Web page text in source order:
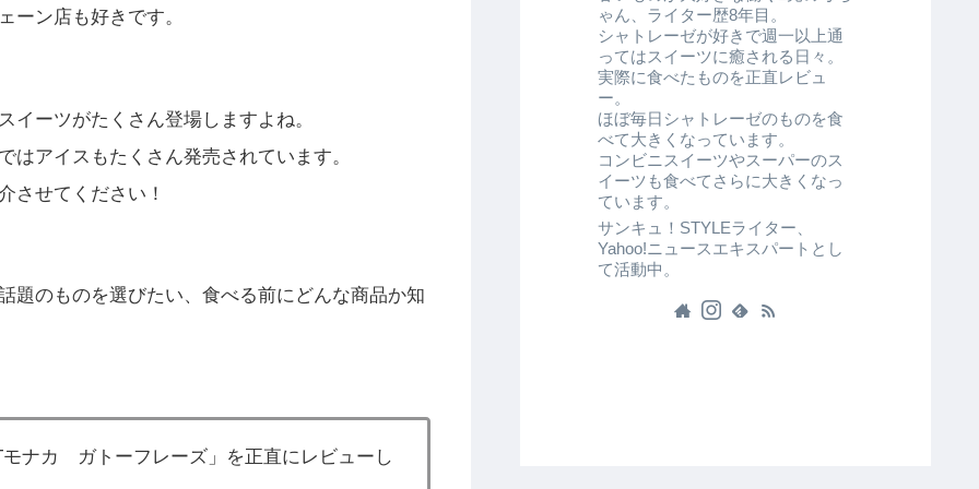
ーン店も好きです。
イーツがたくさん登場しますよね。
アイスもたくさん発売されています。
させてください！
題のものを選びたい、食べる前にどんな商品か知
ナカ ガトーフレーズ」を正直にレビューし
ゃん、ライター歴8年目。
シャトレーゼが好きで週一以上通
ってはスイーツに癒される日々。
実際に食べたものを正直レビュ
ー。
ほぼ毎日シャトレーゼのものを食
べて大きくなっています。
コンビニスイーツやスーパーのス
イーツも食べてさらに大きくなっ
ています。
サンキュ！STYLEライター、
Yahoo!ニュースエキスパートとし
て活動中。